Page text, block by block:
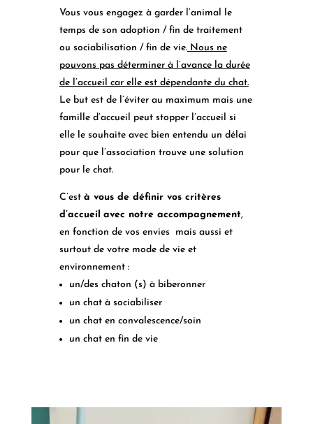
Vous vous engagez à garder l’animal le
temps de son adoption / fin de traitement
ou sociabilisation / fin de vie.Nous ne
pouvons pas déterminer à l’avance la durée
de l’accueil car elle est dépendante du chat.
Le but est de l’éviter au maximum mais une
famille d’accueil peut stopper l’accueil si
elle le souhaite avec bien entendu un délai
pour que l’association trouve une solution
pour le chat.
C’est à vous de définir vos critères
d’accueil avec notre accompagnement,
en fonction de vos envies mais aussi et
surtout de votre mode de vie et
environnement :
un/des chaton (s) à biberonner
un chat à sociabiliser
un chat en convalescence/soin
un chat en fin de vie